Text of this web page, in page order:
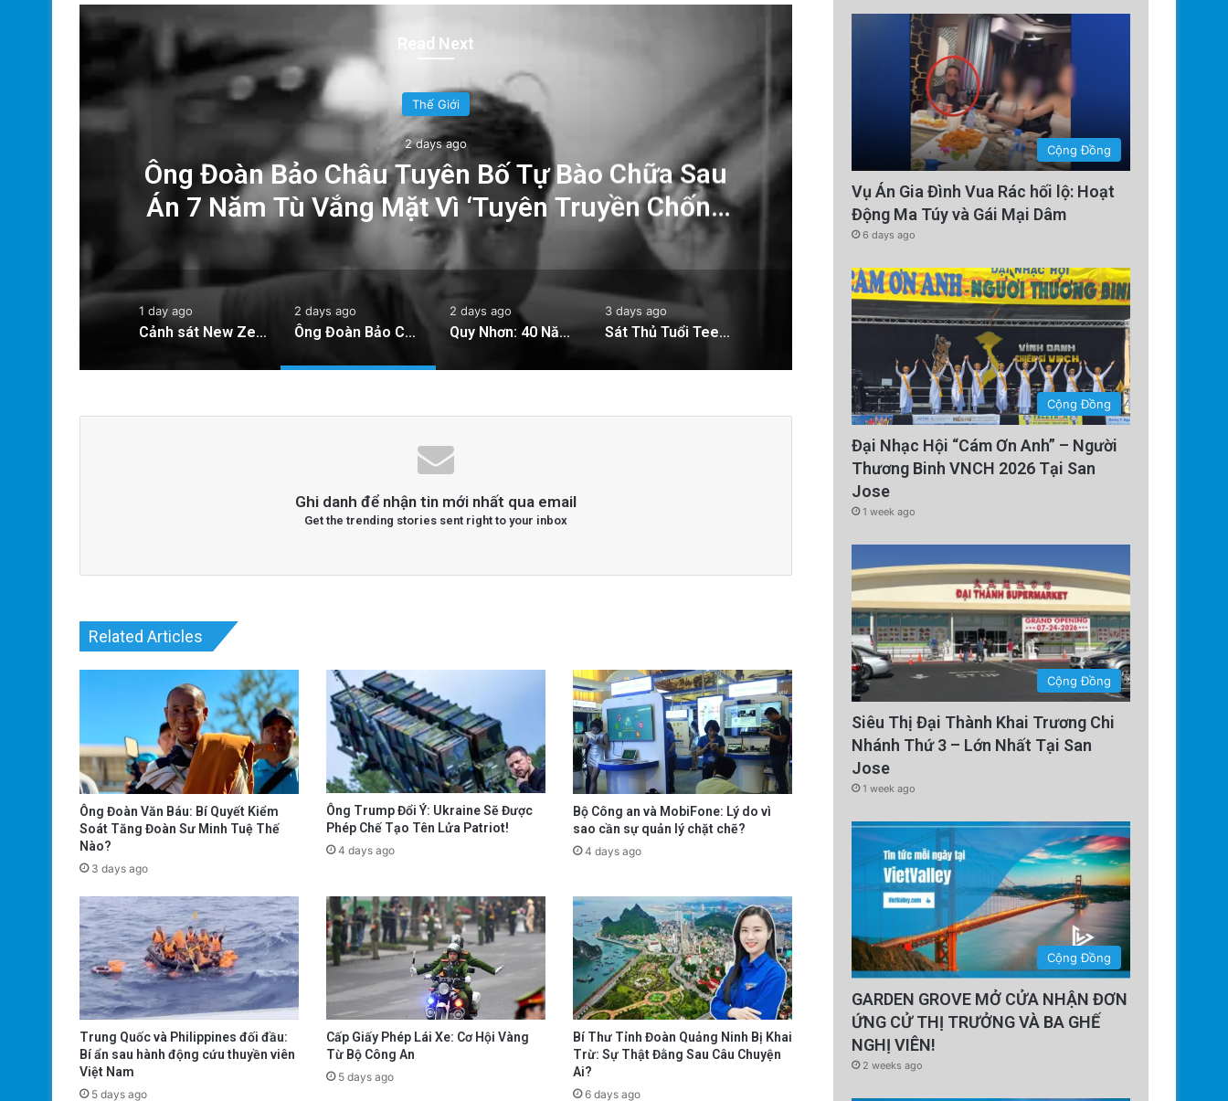
Read Next
Thế Giới
2 days ago
Ông Đoàn Bảo Châu Tuyên Bố Tự Bào Chữa Sau
Án 7 Năm Tù Vắng Mặt Vì ‘Tuyên Truyền Chống
Nhà Nước’
2 days ago
Quy Nhơn: 40 Năm Khai Thác
Hoang Phế
1 day ago
Cảnh sát New Zealand bày tỏ lo ngại về hành động của hai quan chức Việt Nam
2 days ago
Ông Đoàn Bảo Châu Tuyên Bố Tự Bào Chữa Sau Án 7 Năm Tù Vắng Mặt Vì ‘Tuyên Truyền Chống Nhà Nước’
2 days ago
Quy Nhơn: 40 Năm Khai Thác Đất Vẫn Bị Xem Là Hoang Phế
3 days ago
Sát Thủ Tuổi Teen: Những Thiên Tài Giết Người Được Thuê Trên Khắp Châu Âu
Ghi danh để nhận tin mới nhất qua email
Get the trending stories sent right to your inbox
Related Articles
Ông Đoàn Văn Báu: Bí Quyết Kiểm
Soát Tăng Đoàn Sư Minh Tuệ Thế
Nào?
3 days ago
Ông Trump Đổi Ý: Ukraine Sẽ Được
Phép Chế Tạo Tên Lửa Patriot!
4 days ago
Bộ Công an và MobiFone: Lý do vì
sao cần sự quản lý chặt chẽ?
4 days ago
Trung Quốc và Philippines đối đầu:
Bí ẩn sau hành động cứu thuyền viên
Việt Nam
5 days ago
Cấp Giấy Phép Lái Xe: Cơ Hội Vàng
Từ Bộ Công An
5 days ago
Bí Thư Tỉnh Đoàn Quảng Ninh Bị Khai
Trừ: Sự Thật Đằng Sau Câu Chuyện
Ai?
6 days ago
Cộng Đồng
Vụ Án Gia Đình Vua Rác hối lộ: Hoạt
Động Ma Túy và Gái Mại Dâm
6 days ago
Cộng Đồng
Đại Nhạc Hội “Cám Ơn Anh” – Người
Thương Binh VNCH 2026 Tại San
Jose
1 week ago
Cộng Đồng
Siêu Thị Đại Thành Khai Trương Chi
Nhánh Thứ 3 – Lớn Nhất Tại San
Jose
1 week ago
Cộng Đồng
GARDEN GROVE MỞ CỬA NHẬN ĐƠN
ỨNG CỬ THỊ TRƯỞNG VÀ BA GHẾ
NGHỊ VIÊN!
2 weeks ago